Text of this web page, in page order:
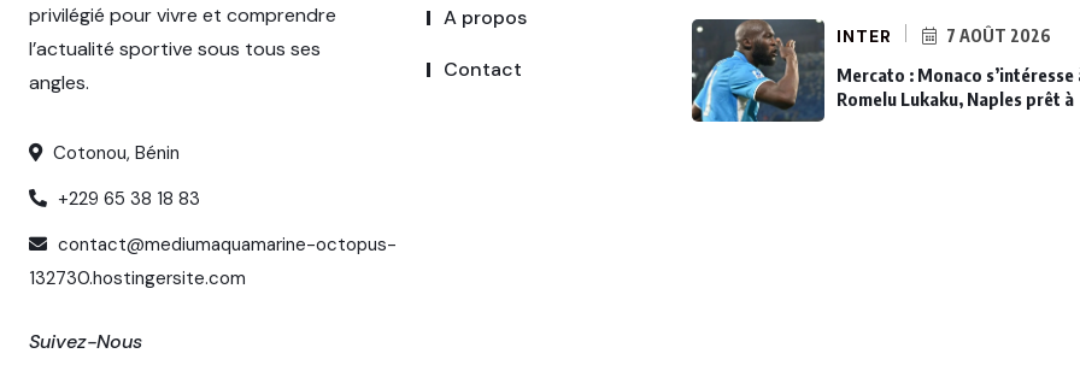
privilégié pour vivre et comprendre
l’actualité sportive sous tous ses
angles.
Cotonou, Bénin
+229 65 38 18 83
contact@mediumaquamarine-octopus-
132730.hostingersite.com
Suivez-Nous
A propos
Contact
INTER 7 AOÛT 2026
Mercato : Monaco s’intéresse
Romelu Lukaku, Naples prêt à